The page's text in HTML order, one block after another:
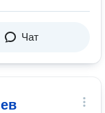
Чат